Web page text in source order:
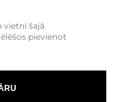
vietni šajā
pievienot